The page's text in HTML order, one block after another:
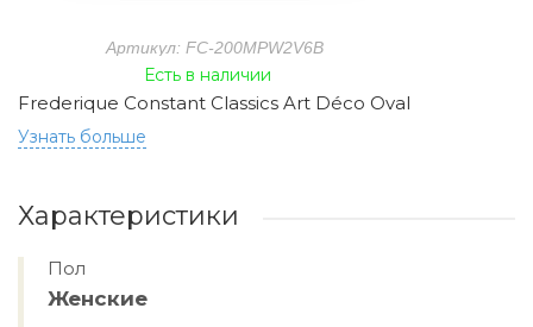
Артикул: FC-200MPW2V6B
Есть в наличии
Frederique Constant Classics Art Déco Oval
Узнать больше
Характеристики
Пол
Женские